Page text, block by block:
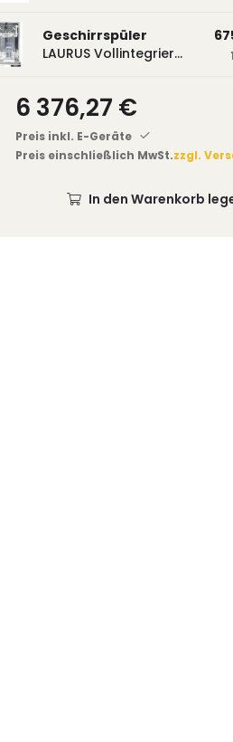
Geschirrspüler
LAURUS Vollintegrierter Geschirrspüler LSV45-3, 450 mm breit, 3 Programme LSV45-3
6 376,27 €
Preis inkl. E-Geräte
Preis einschließlich MwSt.zzgl.
In den Warenkorb